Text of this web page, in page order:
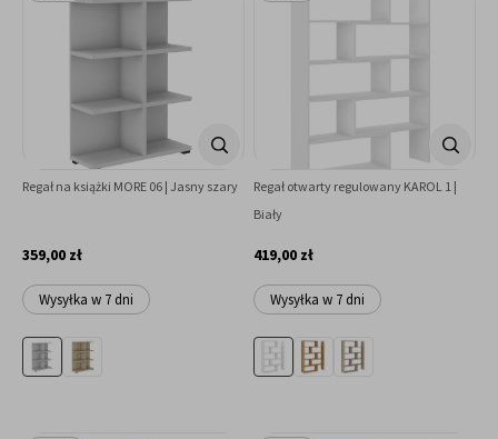
Regał na książki MORE 06 | Jasny szary
359,00 zł
Wysyłka w 7 dni
Regał otwarty regulowany KAROL 1 |
Biały
419,00 zł
Wysyłka w 7 dni